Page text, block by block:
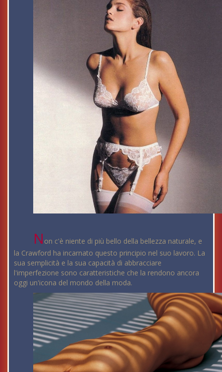
N on c'è niente di più bello della bellezza naturale, e
la Crawford ha incarnato questo principio nel suo lavoro. La
sua semplicità e la sua capacità di abbracciare
l'imperfezione sono caratteristiche che la rendono ancora
oggi un'icona del mondo della moda.